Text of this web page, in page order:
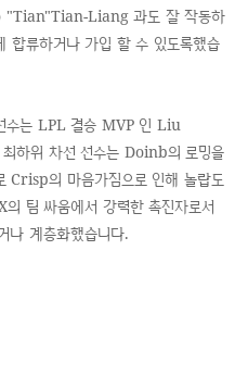
"Tian"Tian-Liang 과도 잘 작동하
합류하거나 가입 할 수 있도록했습
수는 LPL 결승 MVP 인 Liu
하위 차선 선수는 Doinb의 로밍을
Crisp의 마음가짐으로 인해 놀랍도
팀 싸움에서 강력한 촉진자로서
나 계층화했습니다.